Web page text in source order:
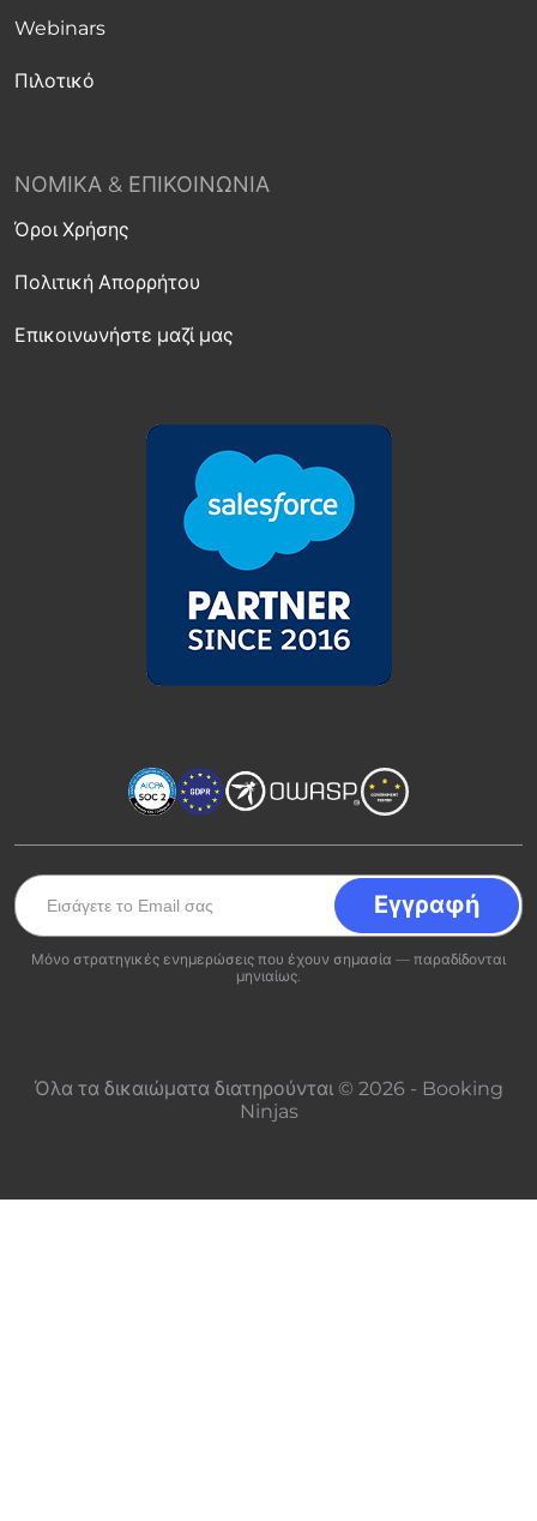
Webinars
Πιλοτικό
ΝΟΜΙΚΆ & ΕΠΙΚΟΙΝΩΝΊΑ
Όροι Χρήσης
Πολιτική Απορρήτου
Επικοινωνήστε μαζί μας
Μόνο στρατηγικές ενημερώσεις που έχουν σημασία — παραδίδονται
μηνιαίως.
Όλα τα δικαιώματα διατηρούνται © 2026 - Booking
Ninjas